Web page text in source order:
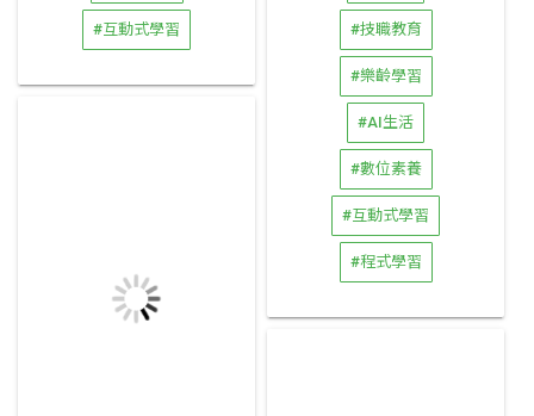
#互動式學習 #技職教育
#樂齡學習
#AI生活
#數位素養
#互動式學習
#程式學習